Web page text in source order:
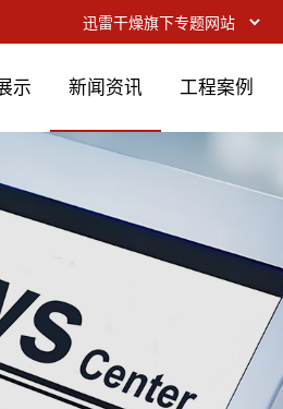
示 新闻资讯 工程案例